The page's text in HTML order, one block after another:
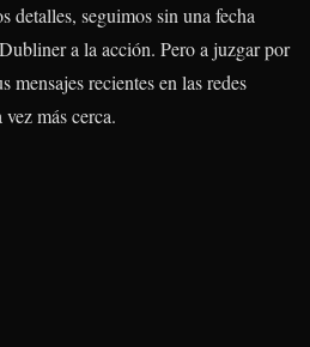
detalles, seguimos sin una fecha
a la acción. Pero a juzgar por
mensajes recientes en las redes
vez más cerca.